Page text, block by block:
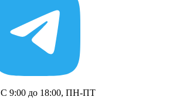
C 9:00 до 18:00, ПН-ПТ